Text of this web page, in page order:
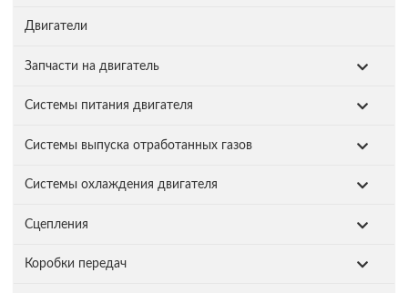
Двигатели
Запчасти на двигатель
Системы питания двигателя
Системы выпуска отработанных газов
Системы охлаждения двигателя
Сцепления
Коробки передач